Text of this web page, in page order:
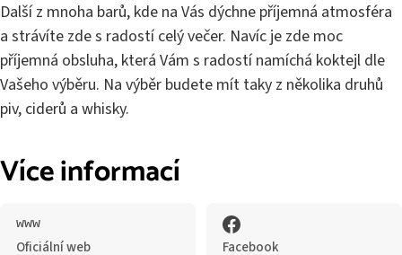
Další z mnoha barů, kde na Vás dýchne příjemná atmosféra
a strávíte zde s radostí celý večer. Navíc je zde moc
příjemná obsluha, která Vám s radostí namíchá koktejl dle
Vašeho výběru. Na výběr budete mít taky z několika druhů
piv, ciderů a whisky.
Více informací
Oficiální web
Facebook